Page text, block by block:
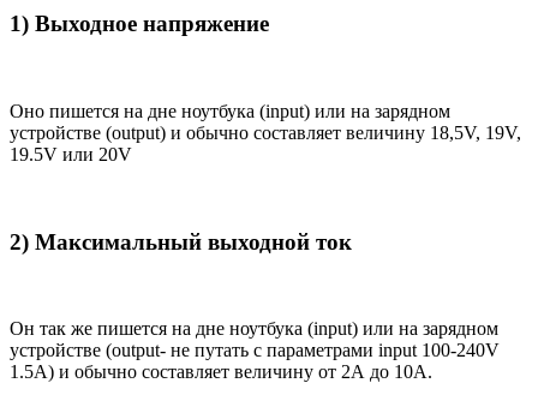
1) Выходное напряжение
Оно пишется на дне ноутбука (input) или на зарядном
устройстве (output) и обычно составляет величину 18,5V, 19V,
19.5V или 20V
2) Максимальный выходной ток
Он так же пишется на дне ноутбука (input) или на зарядном
устройстве (output- не путать с параметрами input 100-240V
1.5A) и обычно составляет величину от 2А до 10A.